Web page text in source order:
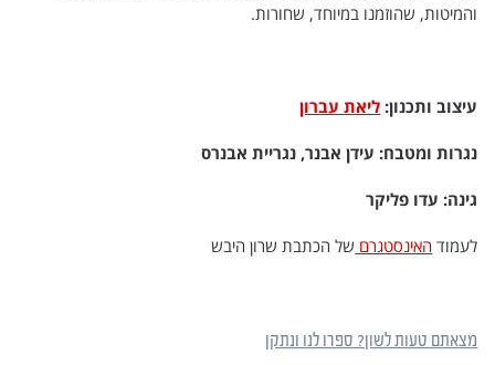
והמיטות, שהוזמנו במיוחד, שחורות.
עיצוב ותכנון: ליאת עברון
נגרות ומטבח: עידן אבנר, נגריית אבנרס
גינה: עדו פליקר
לעמוד האינסטגרם של הכתבת שרון היבש
מצאתם טעות לשון? ספרו לנו ונתקן